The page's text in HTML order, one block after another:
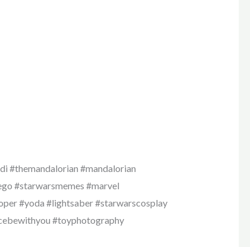
#themandalorian #mandalorian
#starwarsmemes #marvel
#yoda #lightsaber #starwarscosplay
#toyphotography